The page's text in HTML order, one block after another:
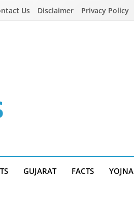
Us Disclaimer Privacy Policy
GUJARAT FACTS YOJNA